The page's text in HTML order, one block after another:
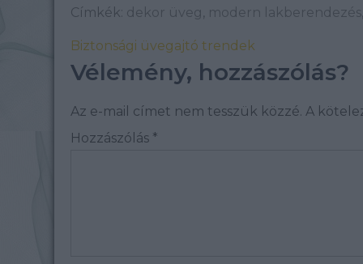
Címkék: dekor üveg, modern lakberendezés,
Biztonsági üvegajtó trendek
Vélemény, hozzászólás?
Az e-mail címet nem tesszük közzé. A
Hozzászólás *